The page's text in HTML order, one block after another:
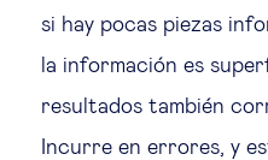
si hay pocas piezas
la información es
resultados también
Incurre en errores, y